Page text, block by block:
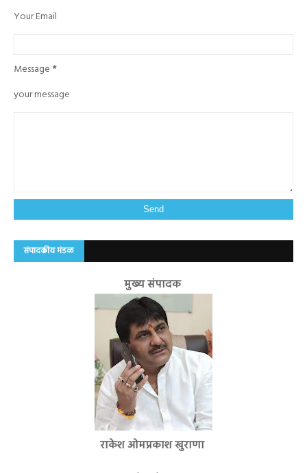
Your Email
Message *
your message
संपादकीय मंडळ
मुख्य संपादक
राकेश ओमप्रकाश खुराणा